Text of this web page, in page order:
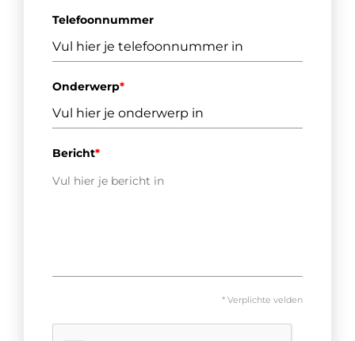
Telefoonnummer
Onderwerp*
Bericht*
* Verplichte velden